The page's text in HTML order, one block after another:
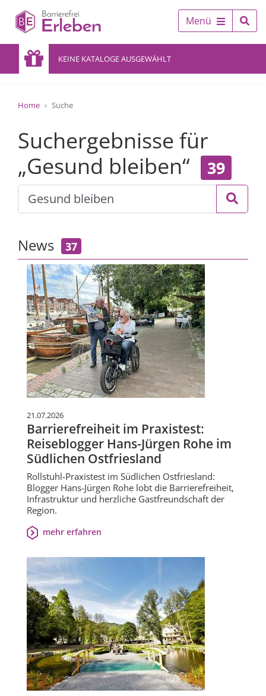
Menü
KEINE KATALOGE AUSGEWÄHLT
Home Suche
Suchergebnisse für
„Gesund bleiben“
39
News 37
21.07.2026
Barrierefreiheit im Praxistest:
Reiseblogger Hans-Jürgen Rohe im
Südlichen Ostfriesland
Rollstuhl-Praxistest im Südlichen Ostfriesland:
Blogger Hans-Jürgen Rohe lobt die Barrierefreiheit,
Infrastruktur und herzliche Gastfreundschaft der
Region.
mehr erfahren